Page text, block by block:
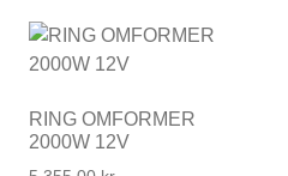
RING OMFORMER
2000W 12V